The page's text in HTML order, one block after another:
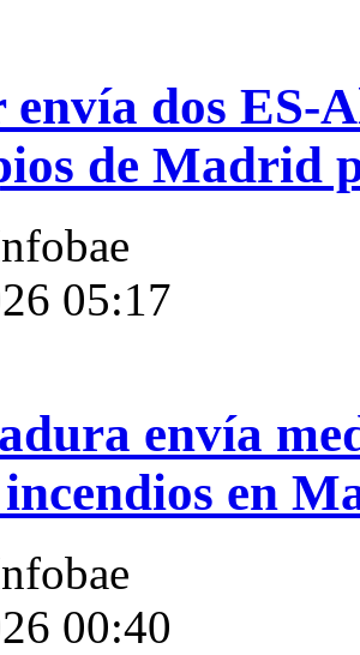
dos ES-
de Madrid
05:17
envía
en
00:40